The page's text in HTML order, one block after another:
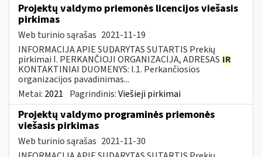
Projektų valdymo priemonės licencijos viešasis
pirkimas
Web turinio sąrašas 2021-11-19
INFORMACIJA APIE SUDARYTAS SUTARTIS Prekių
pirkimai I. PERKANČIOJI ORGANIZACIJA, ADRESAS IR
KONTAKTINIAI DUOMENYS: I.1. Perkančiosios
organizacijos pavadinimas...
Metai: 2021 Pagrindinis:Viešieji pirkimai
Projektų valdymo programinės priemonės
viešasis pirkimas
Web turinio sąrašas 2021-11-30